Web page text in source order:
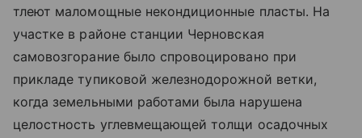
тлеют маломощные некондиционные пласты. На
участке в районе станции Черновская
самовозгорание было спровоцировано при
прикладе тупиковой железнодорожной ветки,
когда земельными работами была нарушена
целостность углевмещающей толщи осадочных